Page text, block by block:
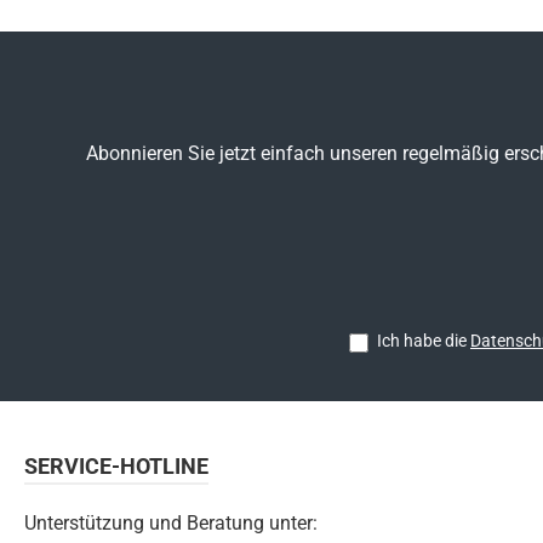
Abonnieren Sie jetzt einfach unseren regelmäßig
Ich habe die
SERVICE-HOTLINE
Unterstützung und Beratung unter: